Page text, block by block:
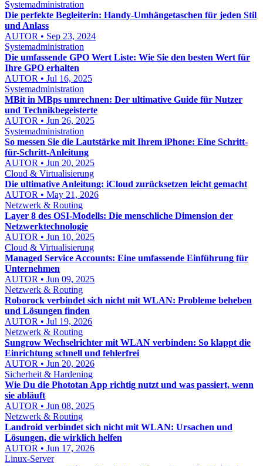
Systemadministration
Die perfekte Begleiterin: Handy-Umhängetaschen für jeden Stil
und Anlass
AUTOR • Sep 23, 2024
Systemadministration
Die umfassende GPO Wert Liste: Wie Sie den besten Wert für
Ihre GPO erhalten
AUTOR • Jul 16, 2025
Systemadministration
MBit in MBps umrechnen: Der ultimative Guide für Nutzer
und Technikbegeisterte
AUTOR • Jun 26, 2025
Systemadministration
So messen Sie die Lautstärke mit Ihrem iPhone: Eine Schritt-
für-Schritt-Anleitung
AUTOR • Jun 20, 2025
Cloud & Virtualisierung
Die ultimative Anleitung: iCloud zurücksetzen leicht gemacht
AUTOR • May 21, 2026
Netzwerk & Routing
Layer 8 des OSI-Modells: Die menschliche Dimension der
Netzwerktechnologie
AUTOR • Jun 10, 2025
Cloud & Virtualisierung
Managed Service Accounts: Eine umfassende Einführung für
Unternehmen
AUTOR • Jun 09, 2025
Netzwerk & Routing
Roborock verbindet sich nicht mit WLAN: Probleme beheben
und Lösungen finden
AUTOR • Jul 19, 2026
Netzwerk & Routing
Sungrow Wechselrichter mit WLAN verbinden: So klappt die
Einrichtung schnell und fehlerfrei
AUTOR • Jun 20, 2026
Sicherheit & Hardening
Wie Du die Phototan App richtig nutzt und was passiert, wenn
sie abläuft
AUTOR • Jun 08, 2025
Netzwerk & Routing
Landroid verbindet sich nicht mit WLAN: Ursachen und
Lösungen, die wirklich helfen
AUTOR • Jun 17, 2026
Linux-Server